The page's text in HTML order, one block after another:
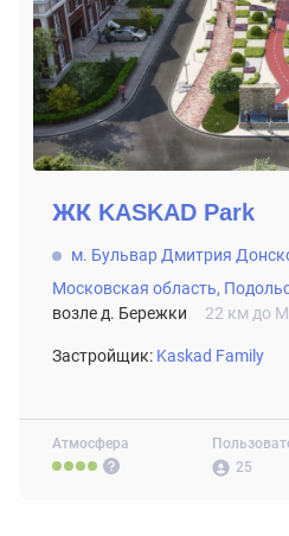
Атмосфера
25
ЖК KASKAD Park
м. Бульвар Дмитрия
Московская область,
возле д. Бережки
22 км до
Застройщик: Kaskad Family